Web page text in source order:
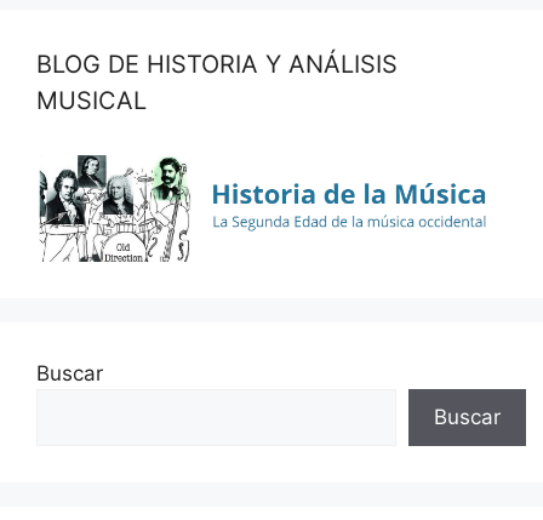
BLOG DE HISTORIA Y ANÁLISIS
MUSICAL
Buscar
Buscar